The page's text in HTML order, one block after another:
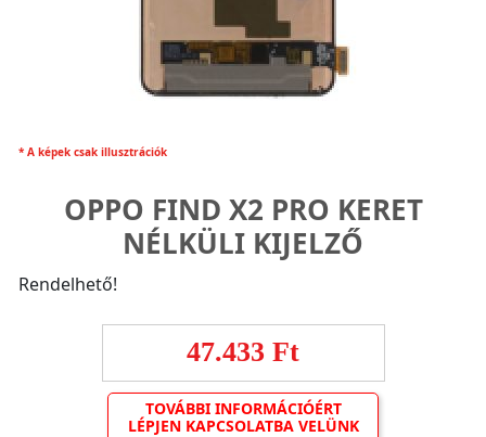
* A képek csak illusztrációk
OPPO FIND X2 PRO KERET
NÉLKÜLI KIJELZŐ
Rendelhető!
47.433 Ft
TOVÁBBI INFORMÁCIÓÉRT
LÉPJEN KAPCSOLATBA VELÜNK